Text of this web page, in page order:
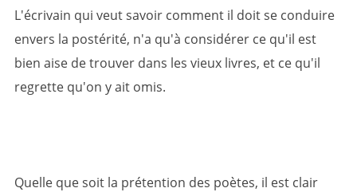
L'écrivain qui veut savoir comment il doit se conduire
envers la postérité, n'a qu'à considérer ce qu'il est
bien aise de trouver dans les vieux livres, et ce qu'il
regrette qu'on y ait omis.
Quelle que soit la prétention des poètes, il est clair